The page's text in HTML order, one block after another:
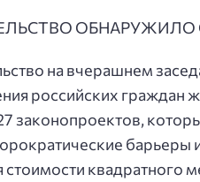
ОБНАРУЖИЛО
на вчерашнем
российских граждан
законопроектов,
барьеры
квадратного